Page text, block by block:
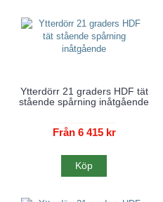
Ytterdörr 21 graders HDF tät
stående spårning inåtgående
Från 6 415 kr
Köp